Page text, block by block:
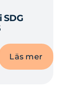
Läs mer